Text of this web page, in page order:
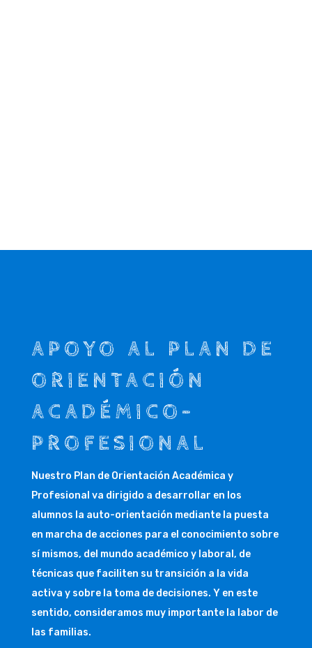
APOYO AL PLAN DE
ORIENTACIÓN
ACADÉMICO-
PROFESIONAL
Nuestro Plan de Orientación Académica y
Profesional va dirigido a desarrollar en los
alumnos la auto-orientación mediante la puesta
en marcha de acciones para el conocimiento sobre
sí mismos, del mundo académico y laboral, de
técnicas que faciliten su transición a la vida
activa y sobre la toma de decisiones. Y en este
sentido, consideramos muy importante la labor de
las familias.